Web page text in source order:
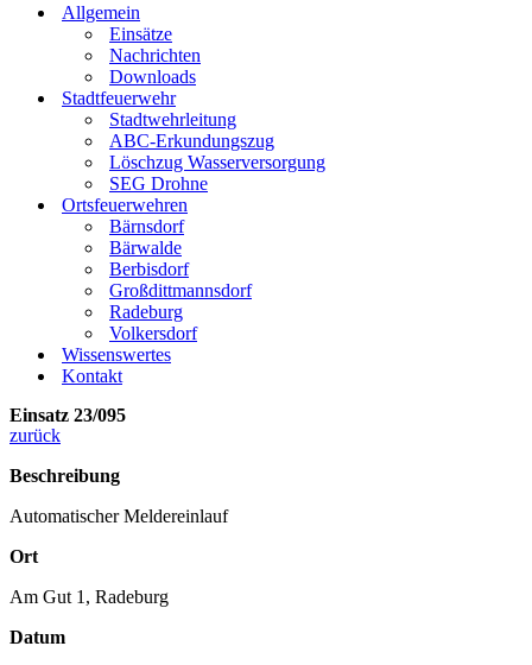
Allgemein
Einsätze
Nachrichten
Downloads
Stadtfeuerwehr
Stadtwehrleitung
ABC-Erkundungszug
Löschzug Wasserversorgung
SEG Drohne
Ortsfeuerwehren
Bärnsdorf
Bärwalde
Berbisdorf
Großdittmannsdorf
Radeburg
Volkersdorf
Wissenswertes
Kontakt
Einsatz 23/095
zurück
Beschreibung
Automatischer Meldereinlauf
Ort
Am Gut 1, Radeburg
Datum